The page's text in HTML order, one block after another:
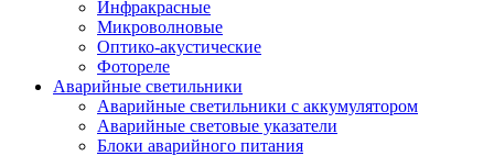
Инфракрасные
Микроволновые
Оптико-акустические
Фотореле
Аварийные светильники
Аварийные светильники с аккумулятором
Аварийные световые указатели
Блоки аварийного питания